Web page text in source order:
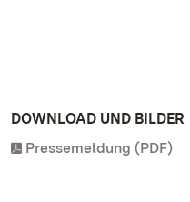
DOWNLOAD UND BILDER
Pressemeldung (PDF)